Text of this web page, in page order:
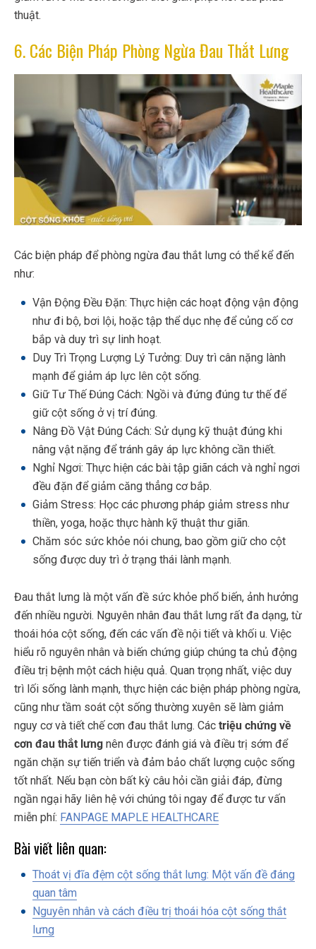
thuật.
6. Các Biện Pháp Phòng Ngừa Đau Thắt Lưng
Các biện pháp để phòng ngừa đau thắt lưng có thể kể đến
như:
Vận Động Đều Đặn: Thực hiện các hoạt động vận động
như đi bộ, bơi lội, hoặc tập thể dục nhẹ để củng cố cơ
bắp và duy trì sự linh hoạt.
Duy Trì Trọng Lượng Lý Tưởng: Duy trì cân nặng lành
mạnh để giảm áp lực lên cột sống.
Giữ Tư Thế Đúng Cách: Ngồi và đứng đúng tư thế để
giữ cột sống ở vị trí đúng.
Nâng Đồ Vật Đúng Cách: Sử dụng kỹ thuật đúng khi
nâng vật nặng để tránh gây áp lực không cần thiết.
Nghỉ Ngơi: Thực hiện các bài tập giãn cách và nghỉ ngơi
đều đặn để giảm căng thẳng cơ bắp.
Giảm Stress: Học các phương pháp giảm stress như
thiền, yoga, hoặc thực hành kỹ thuật thư giãn.
Chăm sóc sức khỏe nói chung, bao gồm giữ cho cột
sống được duy trì ở trạng thái lành mạnh.
Đau thắt lưng là một vấn đề sức khỏe phổ biến, ảnh hưởng
đến nhiều người. Nguyên nhân đau thắt lưng rất đa dạng, từ
thoái hóa cột sống, đến các vấn đề nội tiết và khối u. Việc
hiểu rõ nguyên nhân và biến chứng giúp chúng ta chủ động
điều trị bệnh một cách hiệu quả. Quan trọng nhất, việc duy
trì lối sống lành mạnh, thực hiện các biện pháp phòng ngừa,
cũng như tầm soát cột sống thường xuyên sẽ làm giảm
nguy cơ và tiết chế cơn đau thắt lưng. Các triệu chứng về
cơn đau thắt lưng nên được đánh giá và điều trị sớm để
ngăn chặn sự tiến triển và đảm bảo chất lượng cuộc sống
tốt nhất. Nếu bạn còn bất kỳ câu hỏi cần giải đáp, đừng
ngần ngại hãy liên hệ với chúng tôi ngay để được tư vấn
miễn phí: FANPAGE MAPLE HEALTHCARE
Bài viết liên quan:
Thoát vị đĩa đệm cột sống thắt lưng: Một vấn đề đáng
quan tâm
Nguyên nhân và cách điều trị thoái hóa cột sống thắt
lưng